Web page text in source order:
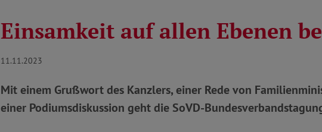
Einsamkeit auf allen Ebenen
11.11.2023
Mit einem Grußwort des Kanzlers, einer Rede von
einer Podiumsdiskussion geht die SoVD-